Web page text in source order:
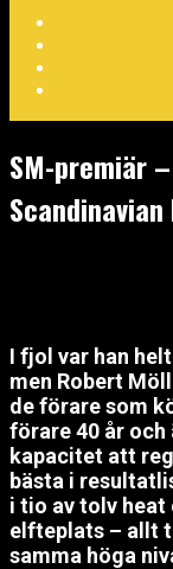
SM-premiär
I fjol var han
men Robert
de förare som
förare 40 år och
kapacitet att
bästa i
i tio av tolv heat
elfteplats – allt
samma höga